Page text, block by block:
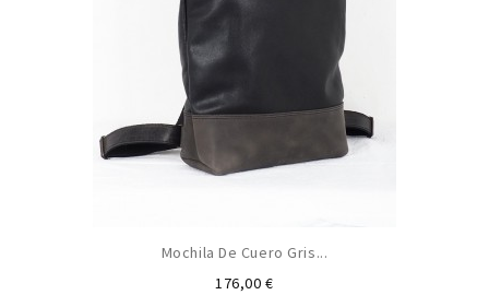
Mochila De Cuero Gris...
176,00 €Precio